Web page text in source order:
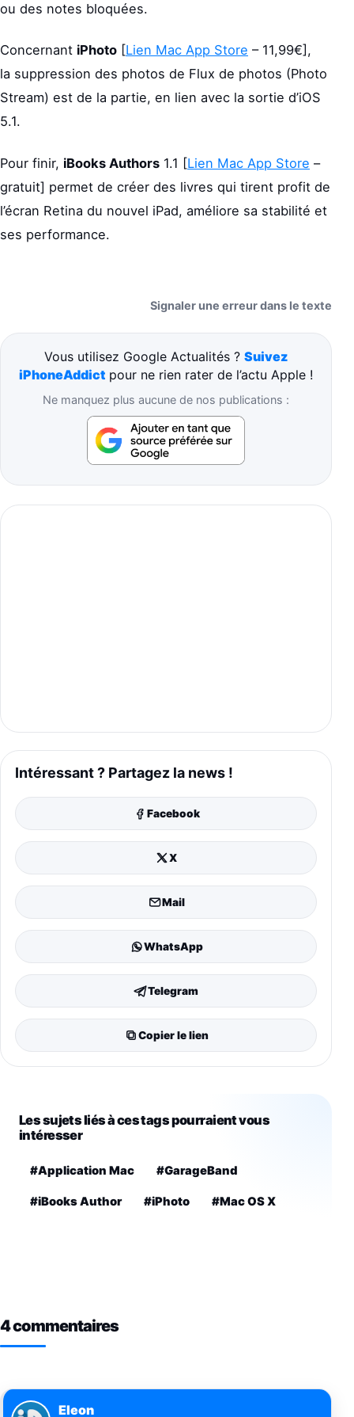
ou des notes bloquées.
Concernant iPhoto [Lien Mac App Store – 11,99€],
la suppression des photos de Flux de photos (Photo
Stream) est de la partie, en lien avec la sortie d’iOS
5.1.
Pour finir, iBooks Authors 1.1 [Lien Mac App Store –
gratuit] permet de créer des livres qui tirent profit de
l’écran Retina du nouvel iPad, améliore sa stabilité et
ses performance.
Signaler une erreur dans le texte
Vous utilisez Google Actualités ? Suivez
iPhoneAddict pour ne rien rater de l’actu Apple !
Ne manquez plus aucune de nos publications :
Intéressant ? Partagez la news !
Facebook
X
Mail
WhatsApp
Telegram
Copier le lien
Les sujets liés à ces tags pourraient vous
intéresser
#Application Mac #GarageBand
#iBooks Author #iPhoto #Mac OS X
4 commentaires
Eleon